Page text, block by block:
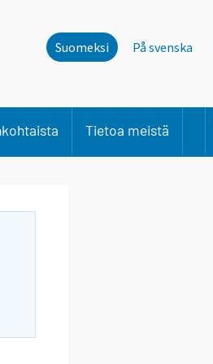
Suomeksi På svenska
Tietoa meistä